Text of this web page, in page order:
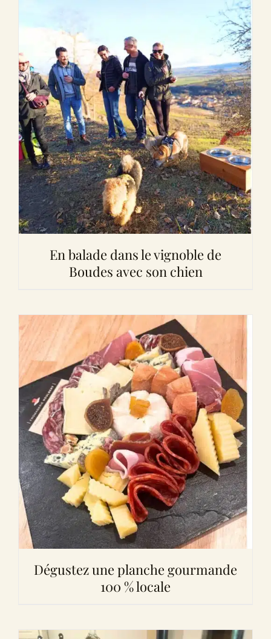
En balade dans le vignoble de
Boudes avec son chien
Dégustez une planche gourmande
100 % locale